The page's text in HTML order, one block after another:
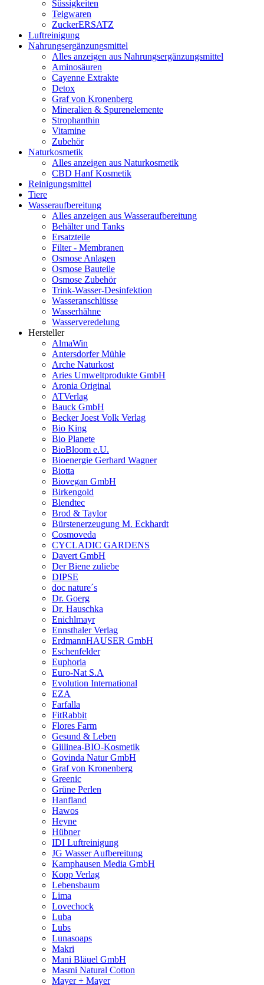
Süssigkeiten
Teigwaren
ZuckerERSATZ
Luftreinigung
Nahrungsergänzungsmittel
Alles anzeigen aus Nahrungsergänzungsmittel
Aminosäuren
Cayenne Extrakte
Detox
Graf von Kronenberg
Mineralien & Spurenelemente
Strophanthin
Vitamine
Zubehör
Naturkosmetik
Alles anzeigen aus Naturkosmetik
CBD Hanf Kosmetik
Reinigungsmittel
Tiere
Wasseraufbereitung
Alles anzeigen aus Wasseraufbereitung
Behälter und Tanks
Ersatzteile
Filter - Membranen
Osmose Anlagen
Osmose Bauteile
Osmose Zubehör
Trink-Wasser-Desinfektion
Wasseranschlüsse
Wasserhähne
Wasserveredelung
Hersteller
AlmaWin
Antersdorfer Mühle
Arche Naturkost
Aries Umweltprodukte GmbH
Aronia Original
ATVerlag
Bauck GmbH
Becker Joest Volk Verlag
Bio King
Bio Planete
BioBloom e.U.
Bioenergie Gerhard Wagner
Biotta
Biovegan GmbH
Birkengold
Blendtec
Brod & Taylor
Bürstenerzeugung M. Eckhardt
Cosmoveda
CYCLADIC GARDENS
Davert GmbH
Der Biene zuliebe
DIPSE
doc nature´s
Dr. Goerg
Dr. Hauschka
Enichlmayr
Ennsthaler Verlag
ErdmannHAUSER GmbH
Eschenfelder
Euphoria
Euro-Nat S.A
Evolution International
EZA
Farfalla
FitRabbit
Flores Farm
Gesund & Leben
Giilinea-BIO-Kosmetik
Govinda Natur GmbH
Graf von Kronenberg
Greenic
Grüne Perlen
Hanfland
Hawos
Heyne
Hübner
IDI Luftreinigung
JG Wasser Aufbereitung
Kamphausen Media GmbH
Kopp Verlag
Lebensbaum
Lima
Lovechock
Luba
Lubs
Lunasoaps
Makri
Mani Bläuel GmbH
Masmi Natural Cotton
Mayer + Mayer